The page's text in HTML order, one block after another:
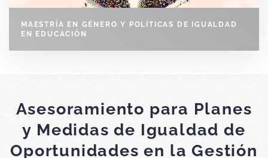
MAESTRÍA EN GÉNERO Y POLÍTICAS DE IGUALDAD
EN EDUCACIÓN
Asesoramiento para Planes
y Medidas de Igualdad de
Oportunidades en la Gestión